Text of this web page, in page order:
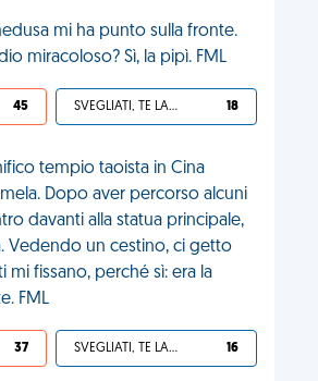
mi ha punto sulla fronte.
miracoloso? Sì, la pipì. FML
45 SVEGLIATI, TE LA SEI CERCATA! 18
tempio taoista in Cina
Dopo aver percorso alcuni
davanti alla statua principale,
Vedendo un cestino, ci getto
mi fissano, perché sì: era la
FML
37 SVEGLIATI, TE LA SEI CERCATA! 16